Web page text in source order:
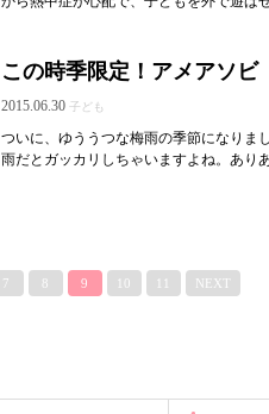
この時季限定！アメアソビ
2015.06.30 子ども
ついに、ゆううつな梅雨の季節になりま
雨だとガッカリしちゃいますよね。あり
7 8 9 10 11 NEXT